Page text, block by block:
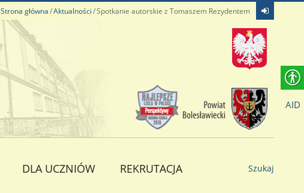
Strona główna Aktualności Spotkanie autorskie z Tomaszem Rezydentem
DLA UCZNIÓW REKRUTACJA Szukaj
AID